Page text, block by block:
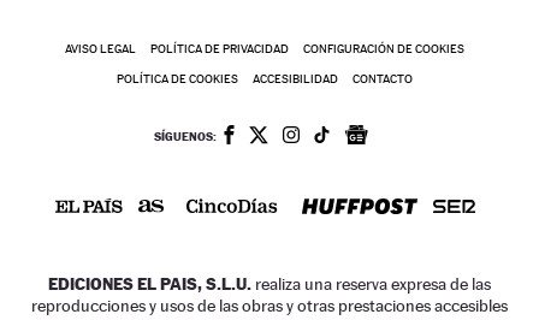
AVISO LEGAL POLÍTICA DE PRIVACIDAD CONFIGURACIÓN DE COOKIES
POLÍTICA DE COOKIES ACCESIBILIDAD CONTACTO
SÍGUENOS:
EDICIONES EL PAIS, S.L.U. realiza una reserva expresa de las
reproducciones y usos de las obras y otras prestaciones accesibles